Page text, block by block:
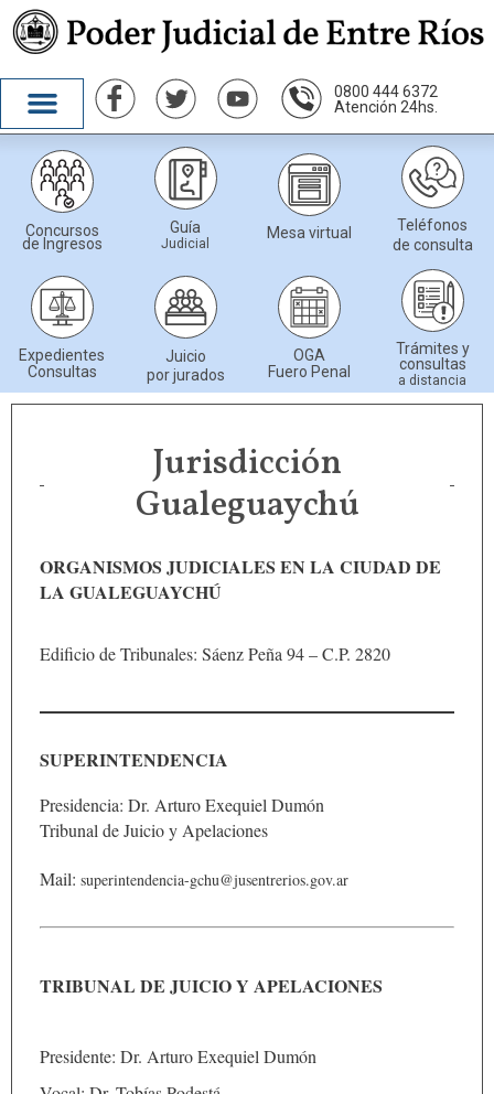
0800 444 6372
Atención 24hs.
Concursos
de Ingresos
Guía
Judicial
Mesa virtual
Teléfonos
de consulta
Expedientes
Consultas
Juicio
por jurados
OGA
Fuero Penal
Trámites y
consultas
a distancia
Jurisdicción
Gualeguaychú
ORGANISMOS JUDICIALES EN LA CIUDAD DE
LA GUALEGUAYCHÚ
Edificio de Tribunales: Sáenz Peña 94 – C.P. 2820
SUPERINTENDENCIA
Presidencia: Dr. Arturo Exequiel Dumón
Tribunal de Juicio y Apelaciones
Mail: superintendencia-gchu@jusentrerios.gov.ar
TRIBUNAL DE JUICIO Y APELACIONES
Presidente: Dr. Arturo Exequiel Dumón